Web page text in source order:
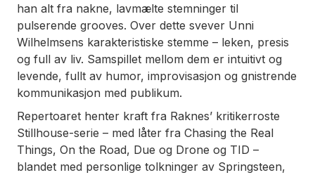
han alt fra nakne, lavmælte stemninger til
pulserende grooves. Over dette svever Unni
Wilhelmsens karakteristiske stemme – leken, presis
og full av liv. Samspillet mellom dem er intuitivt og
levende, fullt av humor, improvisasjon og gnistrende
kommunikasjon med publikum.
Repertoaret henter kraft fra Raknes’ kritikerroste
Stillhouse-serie – med låter fra Chasing the Real
Things, On the Road, Due og Drone og TID –
blandet med personlige tolkninger av Springsteen,